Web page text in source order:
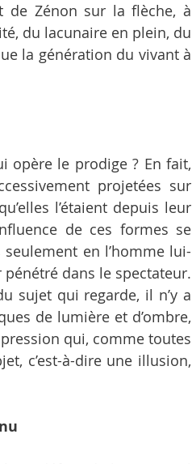
de Zénon sur la flèche, à
du lacunaire en plein, du
la génération du vivant à
opère le prodige ? En fait,
projetées sur
l’étaient depuis leur
de ces formes se
en l’homme lui-
dans le spectateur.
sujet qui regarde, il n’y a
de lumière et d’ombre,
qui, comme toutes
c’est-à-dire une illusion,